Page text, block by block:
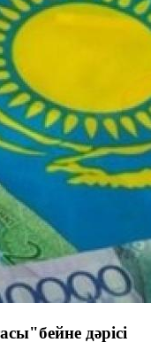
дәрісі